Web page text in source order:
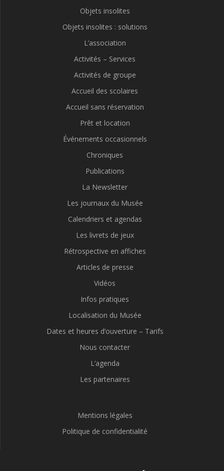
Objets insolites
Objets insolites : solutions
L’association
Activités – Services
Activités de groupe
Accueil des scolaires
Accueil sans réservation
Prêt et location
Événements occasionnels
Chroniques
Publications
La Newsletter
Les journaux du Musée
Calendriers et agendas
Les livrets de jeux
Rétrospective en affiches
Articles de presse
Vidéos
Infos pratiques
Localisation du Musée
Dates et heures d’ouverture – Tarifs
Nous contacter
L’agenda
Les partenaires
Mentions légales
Politique de confidentialité